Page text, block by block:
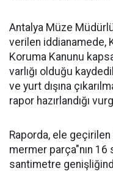
Antalya Müze
verilen iddianamede,
Koruma Kanunu
varlığı olduğu
ve yurt dışına
rapor hazırlandığı
Raporda, ele
mermer parça"nın
santimetre